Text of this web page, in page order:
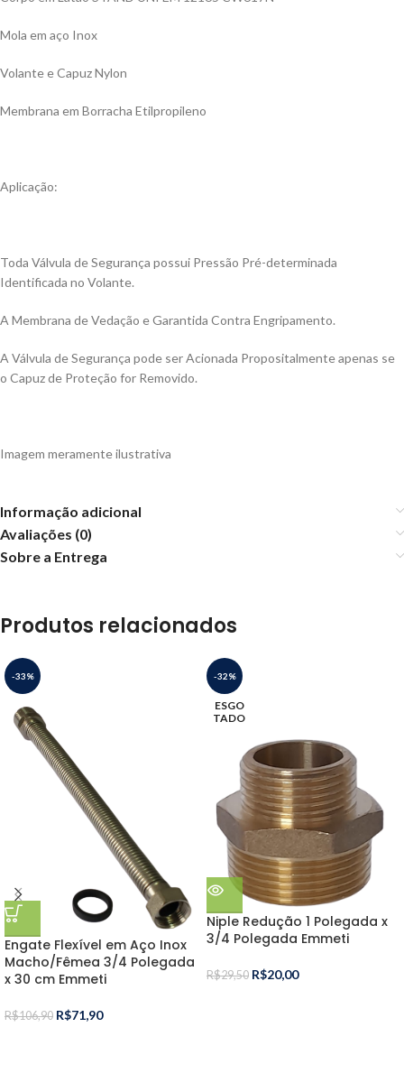
Mola em aço Inox
Volante e Capuz Nylon
Membrana em Borracha Etilpropileno
Aplicação:
Toda Válvula de Segurança possui Pressão Pré-determinada
Identificada no Volante.
A Membrana de Vedação e Garantida Contra Engripamento.
A Válvula de Segurança pode ser Acionada Propositalmente apenas se
o Capuz de Proteção for Removido.
Imagem meramente ilustrativa
Informação adicional
Avaliações (0)
Sobre a Entrega
Produtos relacionados
-33%
Engate Flexível em Aço Inox
Macho/Fêmea 3/4 Polegada
x 30 cm Emmeti
R$106,90 R$71,90
-32%
ESGO
TADO
Niple Redução 1 Polegada x
3/4 Polegada Emmeti
R$29,50 R$20,00